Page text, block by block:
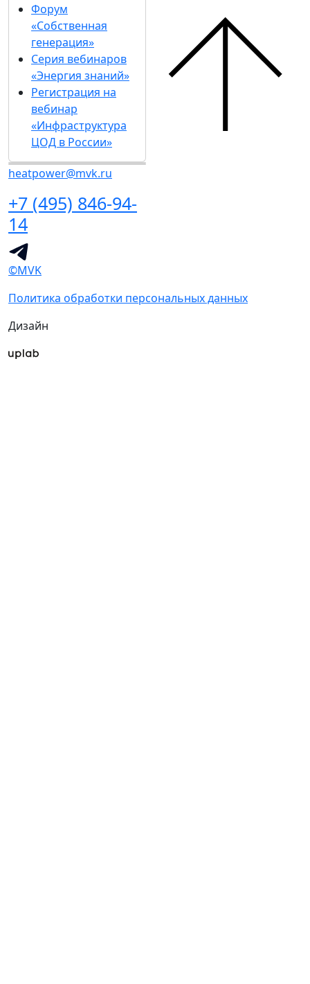
Форум
«Собственная
генерация»
Серия вебинаров
«Энергия знаний»
Регистрация на
вебинар
«Инфраструктура
ЦОД в России»
heatpower@mvk.ru
+7 (495) 846-94-
14
©MVK
Политика обработки персональных данных
Дизайн